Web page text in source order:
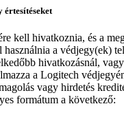
értesítéseket
kell hivatkoznia, és a
a védjegy(ek)
hivatkozásnál,
a Logitech
vagy hirdetés
formátum a következő: